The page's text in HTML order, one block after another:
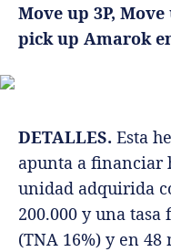
Move up 3P,
pick up Amarok
DETALLES. Esta
apunta a financiar
unidad adquirida
200.000 y una tasa
(TNA 16%) y en 48